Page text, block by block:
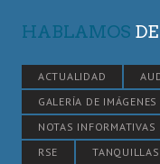
HABLAMOS DE
ACTUALIDAD
GALERÍA DE IMÁGENES
NOTAS INFORMATIVAS
RSE
TANQUILLAS